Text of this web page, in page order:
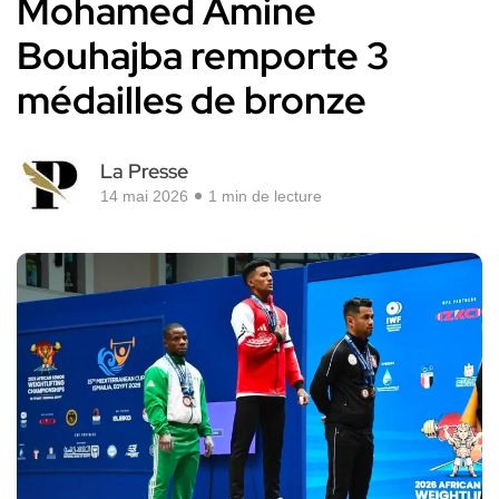
Mohamed Amine
Bouhajba remporte 3
médailles de bronze
La Presse
14 mai 2026 1 min de lecture